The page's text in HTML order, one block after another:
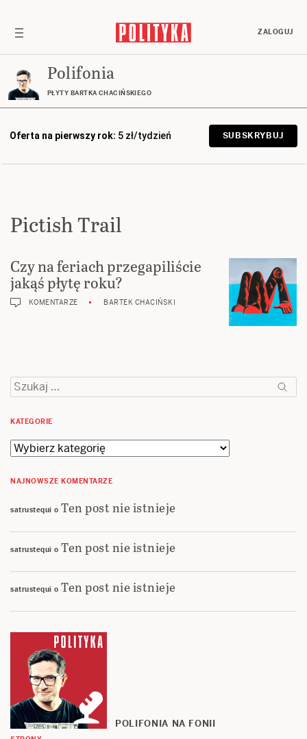
ZALOGUJ
Polifonia
PŁYTY BARTKA CHACIŃSKIEGO
Oferta na pierwszy rok: 5 zł/tydzień SUBSKRYBUJ
Pictish Trail
Czy na feriach przegapiliście
jakąś płytę roku?
KOMENTARZE BARTEK CHACIŃSKI
Szukaj:
KATEGORIE
Kategorie
NAJNOWSZE KOMENTARZE
satrustequi o Ten post nie istnieje
satrustequi o Ten post nie istnieje
satrustequi o Ten post nie istnieje
POLIFONIA NA FONII